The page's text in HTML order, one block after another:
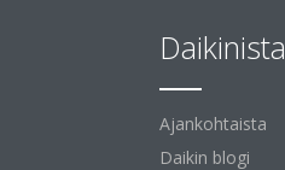
Daikinista
Ajankohtaista
Daikin blogi